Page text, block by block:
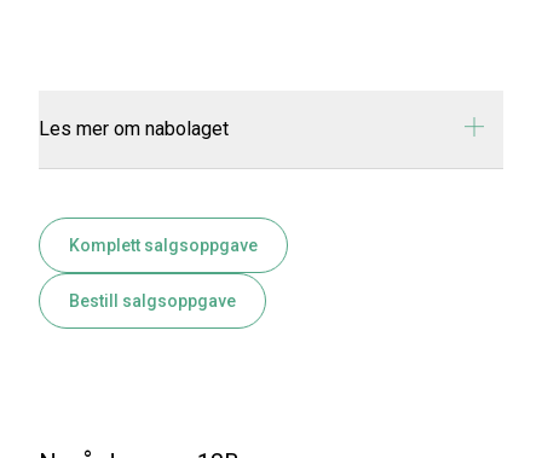
Les mer om nabolaget
Komplett salgsoppgave
Bestill salgsoppgave